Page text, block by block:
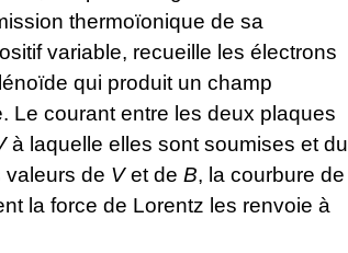
thermoïonique de sa
variable, recueille les électrons
qui produit un champ
Le courant entre les deux plaques
à laquelle elles sont soumises et du
valeurs de Vet de B, la courbure de
la force de Lorentz les renvoie à